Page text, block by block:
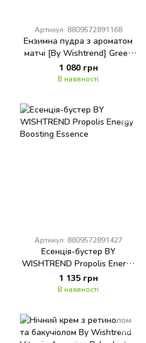
Артикул: 8809572891168
Ензимна пудра з ароматом
матчі [By Wishtrend] Green
Tea & Enzyme Powder Wash
1 080 грн
В наявності
Артикул: 8809572891427
Есенція-бустер BY
WISHTREND Propolis Energy
Boosting Essence
1 135 грн
В наявності